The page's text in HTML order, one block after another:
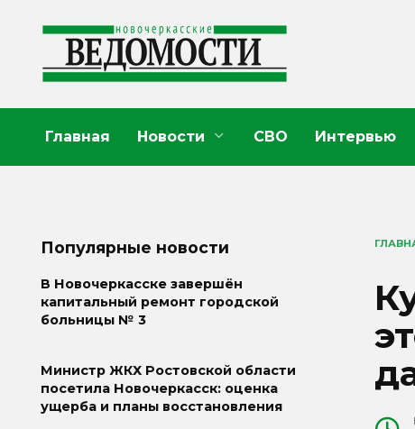
содержанию
Главная Новости СВО Интервью
Популярные новости
В Новочеркасске завершён
капитальный ремонт городской
больницы № 3
Министр ЖКХ Ростовской области
посетила Новочеркасск: оценка
ущерба и планы восстановления